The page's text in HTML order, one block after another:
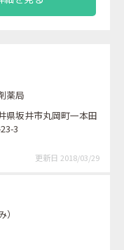
薬局
県坂井市丸岡町一本田
3
更新日 2018/03/29